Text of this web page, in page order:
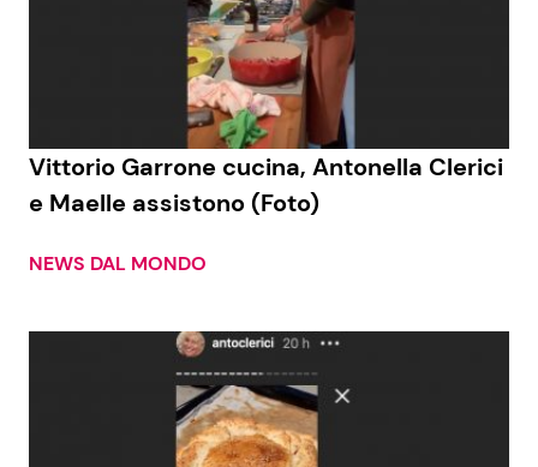
Vittorio Garrone cucina, Antonella Clerici
e Maelle assistono (Foto)
NEWS DAL MONDO